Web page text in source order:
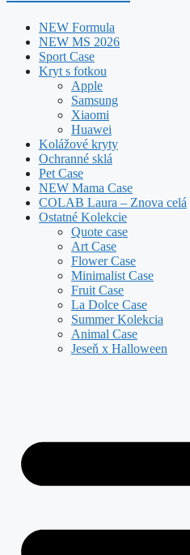
NEW Formula
NEW MS 2026
Sport Case
Kryt s fotkou
Apple
Samsung
Xiaomi
Huawei
Kolážové kryty
Ochranné sklá
Pet Case
NEW Mama Case
COLAB Laura – Znova celá
Ostatné Kolekcie
Quote case
Art Case
Flower Case
Minimalist Case
Fruit Case
La Dolce Case
Summer Kolekcia
Animal Case
Jeseň x Halloween